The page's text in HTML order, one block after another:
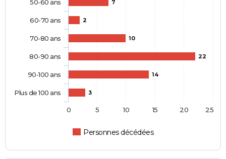
7
2
10
22
14
3
Personnes décédées
50-60 ans
60-70 ans
70-80 ans
80-90 ans
90-100 ans
Plus de 100 ans
0 5 10 15 20 25